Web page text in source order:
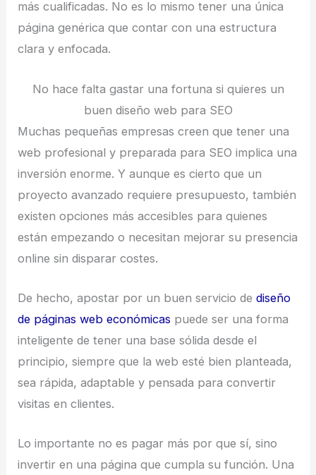
más cualificadas. No es lo mismo tener una única
página genérica que contar con una estructura
clara y enfocada.
No hace falta gastar una fortuna si quieres un
buen diseño web para SEO
Muchas pequeñas empresas creen que tener una
web profesional y preparada para SEO implica una
inversión enorme. Y aunque es cierto que un
proyecto avanzado requiere presupuesto, también
existen opciones más accesibles para quienes
están empezando o necesitan mejorar su presencia
online sin disparar costes.
De hecho, apostar por un buen servicio dediseño
de páginas web económicas puede ser una forma
inteligente de tener una base sólida desde el
principio, siempre que la web esté bien planteada,
sea rápida, adaptable y pensada para convertir
visitas en clientes.
Lo importante no es pagar más por que sí, sino
invertir en una página que cumpla su función. Una